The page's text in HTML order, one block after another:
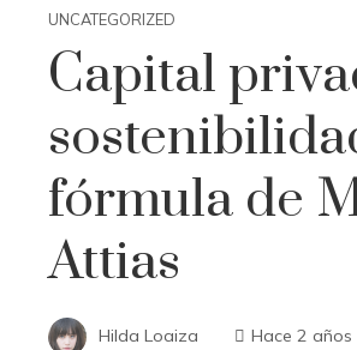
UNCATEGORIZED
Capital
fórmula de
Attias
Hilda Loaiza Hace 2 años